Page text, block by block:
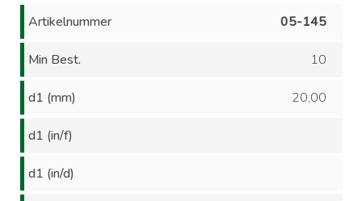
Artikelnummer 05-145
Min Best. 10
d1 (mm) 20,00
d1 (in/f)
d1 (in/d)